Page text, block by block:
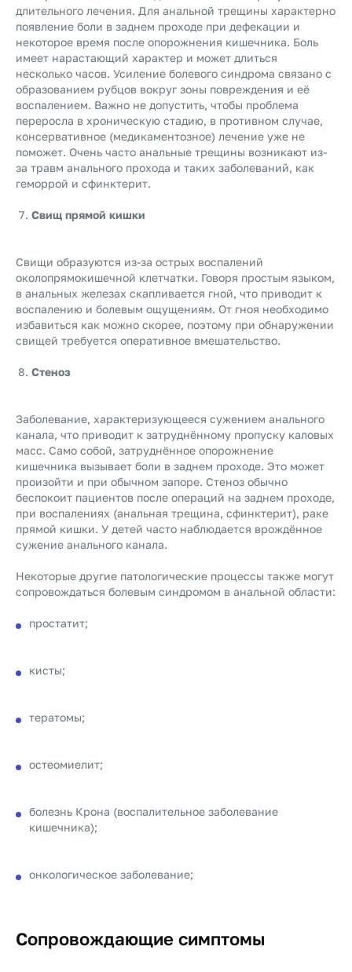
длительного лечения. Для анальной трещины характерно
появление боли в заднем проходе при дефекации и
некоторое время после опорожнения кишечника. Боль
имеет нарастающий характер и может длиться
несколько часов. Усиление болевого синдрома связано с
образованием рубцов вокруг зоны повреждения и её
воспалением. Важно не допустить, чтобы проблема
переросла в хроническую стадию, в противном случае,
консервативное (медикаментозное) лечение уже не
поможет. Очень часто анальные трещины возникают из-
за травм анального прохода и таких заболеваний, как
геморрой и сфинктерит.
Свищ прямой кишки
Свищи образуются из-за острых воспалений
околопрямокишечной клетчатки. Говоря простым языком,
в анальных железах скапливается гной, что приводит к
воспалению и болевым ощущениям. От гноя необходимо
избавиться как можно скорее, поэтому при обнаружении
свищей требуется оперативное вмешательство.
Стеноз
Заболевание, характеризующееся сужением анального
канала, что приводит к затруднённому пропуску каловых
масс. Само собой, затруднённое опорожнение
кишечника вызывает боли в заднем проходе. Это может
произойти и при обычном запоре. Стеноз обычно
беспокоит пациентов после операций на заднем проходе,
при воспалениях (анальная трещина, сфинктерит), раке
прямой кишки. У детей часто наблюдается врождённое
сужение анального канала.
Некоторые другие патологические процессы также могут
сопровождаться болевым синдромом в анальной области:
простатит;
кисты;
тератомы;
остеомиелит;
болезнь Крона (воспалительное заболевание
кишечника);
онкологическое заболевание;
Сопровождающие симптомы